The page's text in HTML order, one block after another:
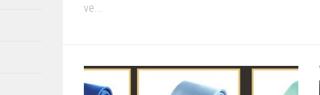
ve...